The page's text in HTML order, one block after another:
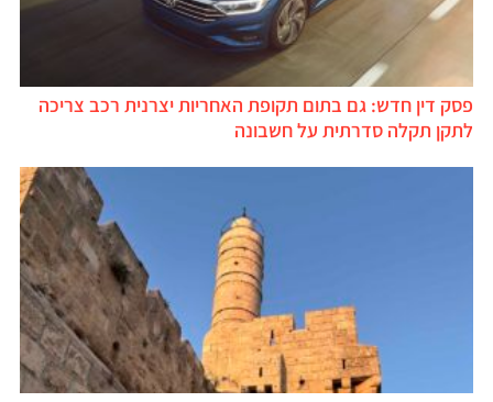
דין חדש: גם בתום תקופת האחריות יצרנית רכב צריכה
תקלה סדרתית על חשבונה